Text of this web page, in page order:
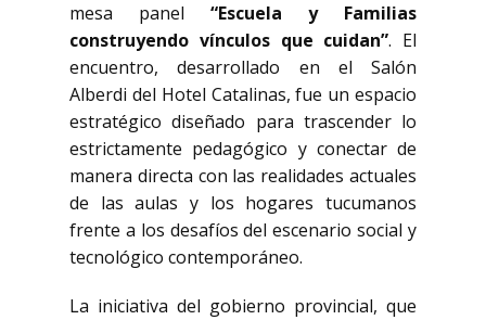
mesa panel “Escuela y Familias
construyendo vínculos que cuidan”. El
encuentro, desarrollado en el Salón
Alberdi del Hotel Catalinas, fue un espacio
estratégico diseñado para trascender lo
estrictamente pedagógico y conectar de
manera directa con las realidades actuales
de las aulas y los hogares tucumanos
frente a los desafíos del escenario social y
tecnológico contemporáneo.
La iniciativa del gobierno provincial, que